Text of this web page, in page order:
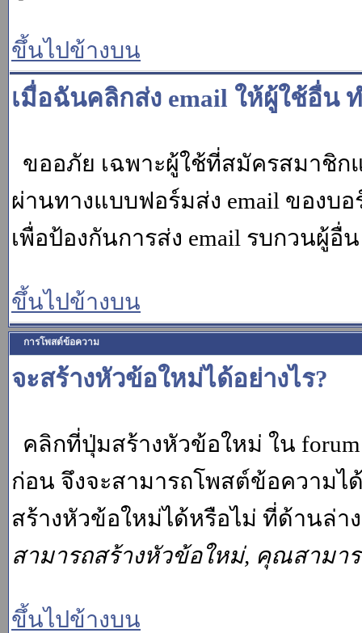
ขึ้นไปข้างบน
เมื่อฉันคลิกส่ง email ให้ผู้ใช้อื่น
ขออภัย เฉพาะผู้ใช้ที่สมัครสมาชิก
ผ่านทางแบบฟอร์มส่ง email ของ
เพื่อป้องกันการส่ง email รบกวนผู้อื่
ขึ้นไปข้างบน
การโพสต์ข้อความ
จะสร้างหัวข้อใหม่ได้อย่างไร?
คลิกที่ปุ่มสร้างหัวข้อใหม่ ใน
ก่อน จึงจะสามารถโพสต์ข้อความ
สร้างหัวข้อใหม่ได้หรือไม่ ที่ด้านล่
สามารถสร้างหัวข้อใหม่, คุณสามา
ขึ้นไปข้างบน